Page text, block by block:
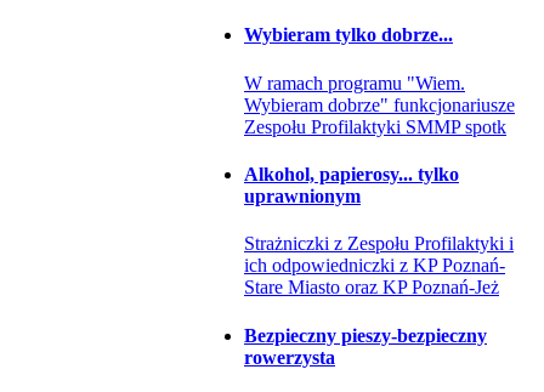
Wybieram tylko dobrze...
W ramach programu "Wiem.
Wybieram dobrze" funkcjonariusze
Zespołu Profilaktyki SMMP spotk
Alkohol, papierosy... tylko
uprawnionym
Strażniczki z Zespołu Profilaktyki i
ich odpowiedniczki z KP Poznań-
Stare Miasto oraz KP Poznań-Jeż
Bezpieczny pieszy-bezpieczny
rowerzysta